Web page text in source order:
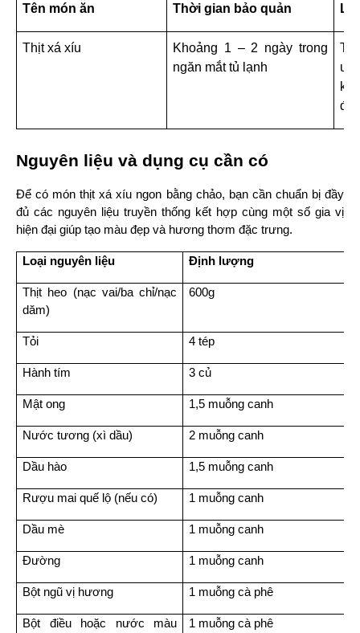
Tên món ăn Thời gian bảo quản
Thịt xá xíu
Khoảng 1 – 2 ngày trong
ngăn mắt tủ lạnh
Nguyên liệu và dụng cụ cần có
Để có món thịt xá xíu ngon bằng chảo, bạn cần chuẩn bị đầy
đủ các nguyên liệu truyền thống kết hợp cùng một số gia vị
hiện đại giúp tạo màu đẹp và hương thơm đặc trưng.
Loại nguyên liệu Định lượng
Thịt heo (nạc vai/ba chỉ/nạc
dăm)
600g
Tỏi 4 tép
Hành tím 3 củ
Mật ong 1,5 muỗng canh
Nước tương (xì dầu) 2 muỗng canh
Dầu hào 1,5 muỗng canh
Rượu mai quế lộ (nếu có) 1 muỗng canh
Dầu mè 1 muỗng canh
Đường 1 muỗng canh
Bột ngũ vị hương 1 muỗng cà phê
Bột điều hoặc nước màu
1 muỗng cà phê